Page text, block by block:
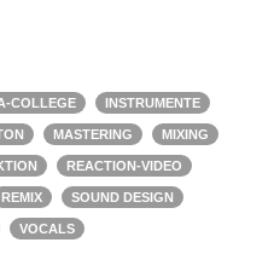
COLLEGE INSTRUMENTE
MASTERING MIXING
REACTION-VIDEO
REMIX SOUND DESIGN
VOCALS